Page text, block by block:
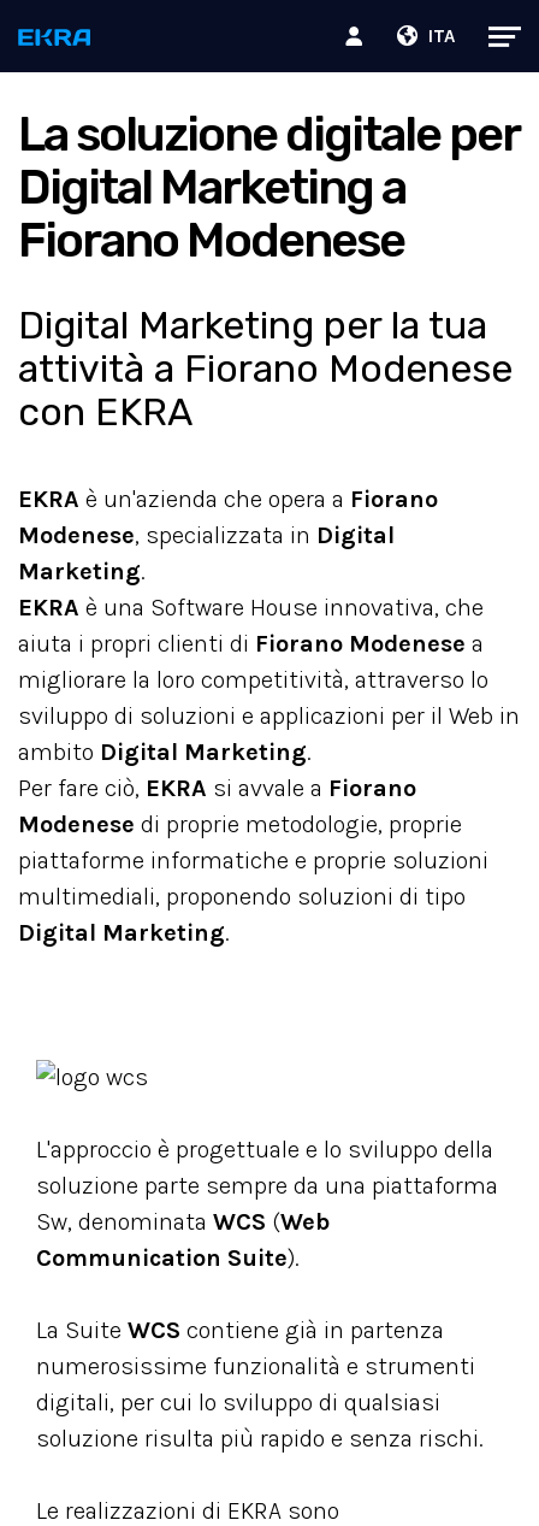
ITA
La soluzione digitale per
Digital Marketing a
Fiorano Modenese
Digital Marketing per la tua
attività a Fiorano Modenese
con EKRA
EKRA è un'azienda che opera a Fiorano
Modenese, specializzata in Digital
Marketing.
EKRA è una Software House innovativa, che
aiuta i propri clienti di Fiorano Modenese a
migliorare la loro competitività, attraverso lo
sviluppo di soluzioni e applicazioni per il Web in
ambito Digital Marketing.
Per fare ciò, EKRA si avvale a Fiorano
Modenese di proprie metodologie, proprie
piattaforme informatiche e proprie soluzioni
multimediali, proponendo soluzioni di tipo
Digital Marketing.
L'approccio è progettuale e lo sviluppo della
soluzione parte sempre da una piattaforma
Sw, denominata WCS (Web
Communication Suite).
La Suite WCS contiene già in partenza
numerosissime funzionalità e strumenti
digitali, per cui lo sviluppo di qualsiasi
soluzione risulta più rapido e senza rischi.
Le realizzazioni di EKRA sono